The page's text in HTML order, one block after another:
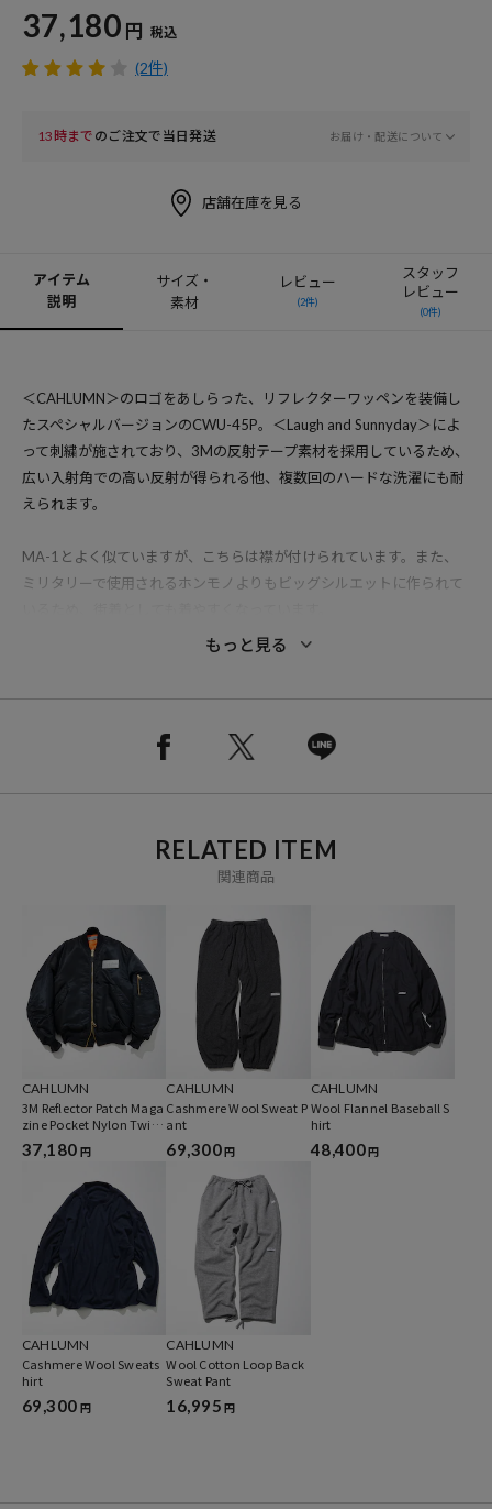
37,180 円 税込
(2件)
13時まで のご注文で当日発送 お届け・配送について
店舗在庫を見る
アイテム
説明
サイズ・
素材
レビュー
(2件)
スタッフ
レビュー
(0件)
＜CAHLUMN＞のロゴをあしらった、リフレクターワッペンを装備し
たスペシャルバージョンのCWU-45P。＜Laugh and Sunnyday＞によ
って刺繍が施されており、3Mの反射テープ素材を採用しているため、
広い入射角での高い反射が得られる他、複数回のハードな洗濯にも耐
えられます。
MA-1とよく似ていますが、こちらは襟が付けられています。また、
ミリタリーで使用されるホンモノよりもビッグシルエットに作られて
表の背面に付いたポケットには、13インチのPCを入れられ、アーム
と色味が異なる場合がございます。また表示のサイズ感と実物は若干
ンタグを必ずご確認下さい。
ブランド説明
【CAHLUMN/カウラム】
ロンドンのMONOCLE やPOPEYE、AH.Hなど数々のファッションメデ
ィアでスタイリスト／ファッションディレクターとして活動してき
た、長谷川昭雄による服と雑誌。
もっと見る
RELATED ITEM
関連商品
CAHLUMN
3M Reflector Patch Maga
zine Pocket Nylon Twill
Flight Jacket “MA-1”
37,180 円
CAHLUMN
Cashmere Wool Sweat P
ant
69,300円
CAHLUMN
Wool Flannel Baseball S
hirt
48,400円
CAHLUMN
Cashmere Wool Sweats
hirt
69,300 円
CAHLUMN
Wool Cotton Loop Back
Sweat Pant
16,995 円